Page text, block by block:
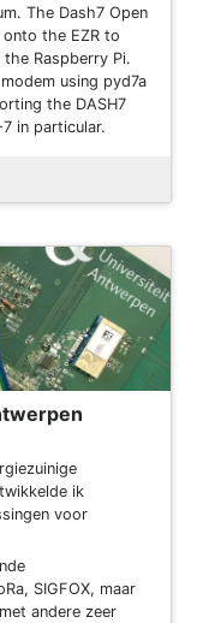
The Dash7 Open
the EZR to
Raspberry Pi.
using pyd7a
the DASH7
in particular.
ik
voor
SIGFOX, maar
andere zeer